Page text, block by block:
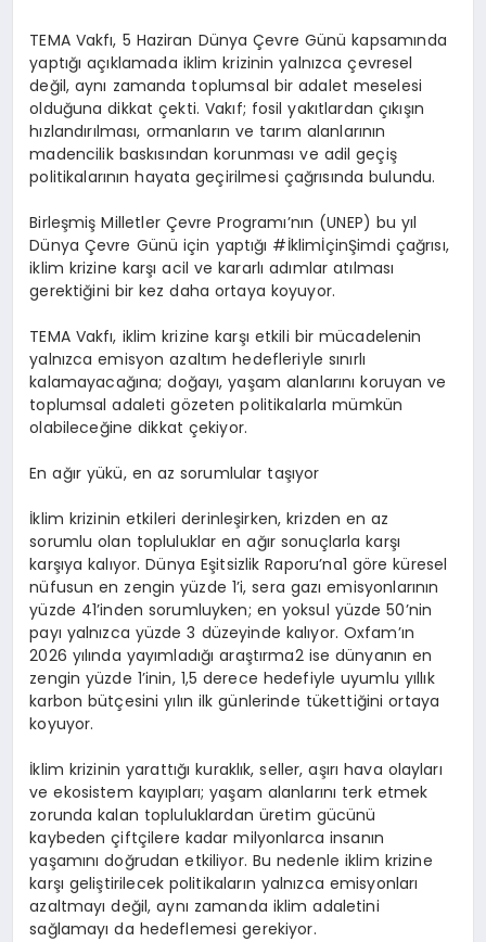
TEMA Vakfı, 5 Haziran Dünya Çevre Günü kapsamında
yaptığı açıklamada iklim krizinin yalnızca çevresel
değil, aynı zamanda toplumsal bir adalet meselesi
olduğuna dikkat çekti. Vakıf; fosil yakıtlardan çıkışın
hızlandırılması, ormanların ve tarım alanlarının
madencilik baskısından korunması ve adil geçiş
politikalarının hayata geçirilmesi çağrısında bulundu.
Birleşmiş Milletler Çevre Programı’nın (UNEP) bu yıl
Dünya Çevre Günü için yaptığı #İklimİçinŞimdi çağrısı,
iklim krizine karşı acil ve kararlı adımlar atılması
gerektiğini bir kez daha ortaya koyuyor.
TEMA Vakfı, iklim krizine karşı etkili bir mücadelenin
yalnızca emisyon azaltım hedefleriyle sınırlı
kalamayacağına; doğayı, yaşam alanlarını koruyan ve
toplumsal adaleti gözeten politikalarla mümkün
olabileceğine dikkat çekiyor.
En ağır yükü, en az sorumlular taşıyor
İklim krizinin etkileri derinleşirken, krizden en az
sorumlu olan topluluklar en ağır sonuçlarla karşı
karşıya kalıyor. Dünya Eşitsizlik Raporu’na1 göre küresel
nüfusun en zengin yüzde 1’i, sera gazı emisyonlarının
yüzde 41’inden sorumluyken; en yoksul yüzde 50’nin
payı yalnızca yüzde 3 düzeyinde kalıyor. Oxfam’ın
2026 yılında yayımladığı araştırma2 ise dünyanın en
zengin yüzde 1’inin, 1,5 derece hedefiyle uyumlu yıllık
karbon bütçesini yılın ilk günlerinde tükettiğini ortaya
koyuyor.
İklim krizinin yarattığı kuraklık, seller, aşırı hava olayları
ve ekosistem kayıpları; yaşam alanlarını terk etmek
zorunda kalan topluluklardan üretim gücünü
kaybeden çiftçilere kadar milyonlarca insanın
yaşamını doğrudan etkiliyor. Bu nedenle iklim krizine
karşı geliştirilecek politikaların yalnızca emisyonları
azaltmayı değil, aynı zamanda iklim adaletini
sağlamayı da hedeflemesi gerekiyor.